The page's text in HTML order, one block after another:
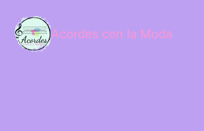
Acordes con la Moda